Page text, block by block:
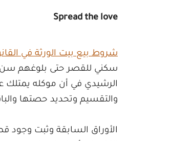
Spread the love
شروط بيع بيت الورثة في
سكني للقصر حتى بلوغهم سن
والتقسيم وتحديد حصتها
الأوراق السابقة وثبت وجود